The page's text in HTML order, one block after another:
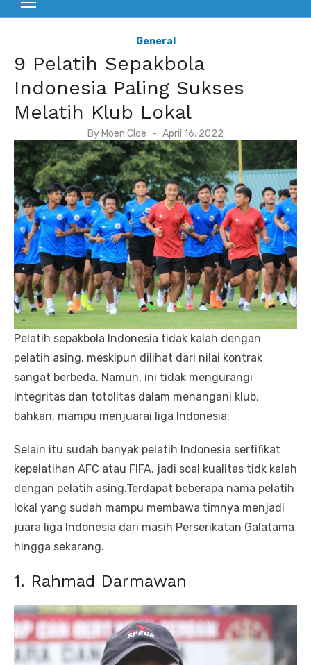
General
9 Pelatih Sepakbola
Indonesia Paling Sukses
Melatih Klub Lokal
By Moen Cloe
P
o
s
t
e
d
o
n
April 16, 2022
Pelatih sepakbola Indonesia tidak kalah dengan
pelatih asing, meskipun dilihat dari nilai kontrak
sangat berbeda. Namun, ini tidak mengurangi
integritas dan totolitas dalam menangani klub,
bahkan, mampu menjuarai liga Indonesia.
Selain itu sudah banyak pelatih Indonesia sertifikat
kepelatihan AFC atau FIFA, jadi soal kualitas tidk kalah
dengan pelatih asing.Terdapat beberapa nama pelatih
lokal yang sudah mampu membawa timnya menjadi
juara liga Indonesia dari masih Perserikatan Galatama
hingga sekarang.
1. Rahmad Darmawan